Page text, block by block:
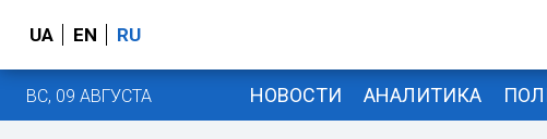
UA EN RU
ВС, 09 АВГУСТА НОВОСТИ АНАЛИТИКА